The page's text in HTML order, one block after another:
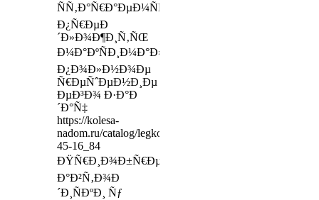
ÑÑ‚Ð°Ñ€Ð°ÐµÐ¼ÑÑ
Ð¿Ñ€ÐµÐ
´Ð»Ð¾Ð¶Ð¸Ñ‚ÑŒ
Ð¼Ð°ÐºÑÐ¸Ð¼Ð°Ð»ÑŒÐ½Ð¾
Ð¿Ð¾Ð»Ð½Ð¾Ðµ
Ñ€ÐµÑˆÐµÐ½Ð¸Ðµ
ÐµÐ³Ð¾ Ð·Ð°Ð
´Ð°Ñ‡
https://kolesa-
nadom.ru/catalog/legkovie_shiny/model/367304/
45-16_84
ÐŸÑ€Ð¸Ð¾Ð±Ñ€ÐµÑ‚Ð°Ñ
Ð°Ð²Ñ‚Ð¾Ð
´Ð¸ÑÐºÐ¸ Ñƒ